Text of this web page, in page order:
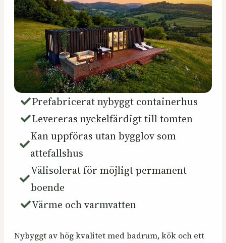
Prefabricerat nybyggt containerhus
Levereras nyckelfärdigt till tomten
Kan uppföras utan bygglov som
attefallshus
Välisolerat för möjligt permanent
boende
Värme och varmvatten
Nybyggt av hög kvalitet med badrum, kök och ett